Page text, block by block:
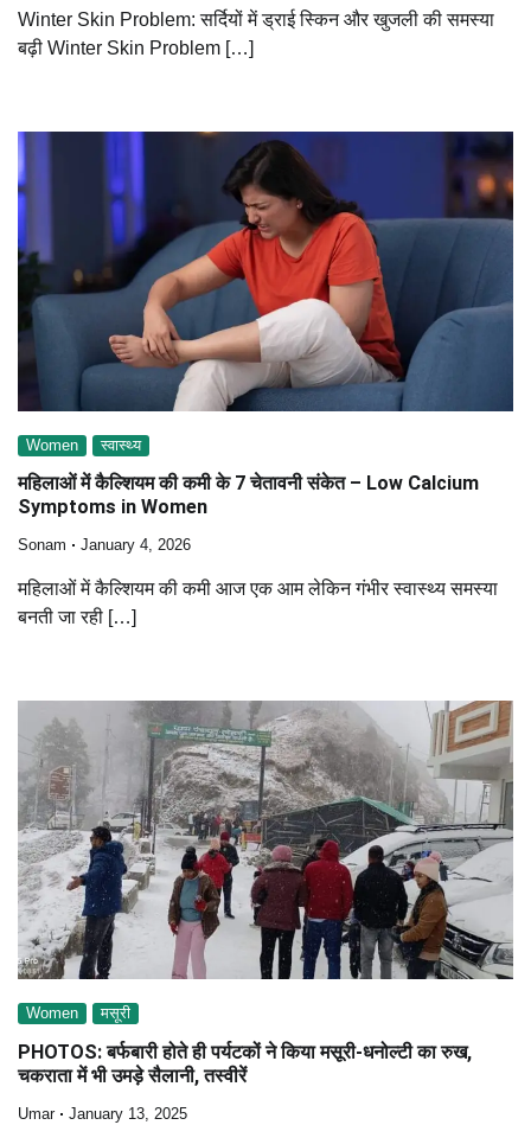
Winter Skin Problem: सर्दियों में ड्राई स्किन और खुजली की समस्या
बढ़ी Winter Skin Problem […]
Women स्वास्थ्य
महिलाओं में कैल्शियम की कमी के 7 चेतावनी संकेत – Low Calcium
Symptoms in Women
Sonam January 4, 2026
महिलाओं में कैल्शियम की कमी आज एक आम लेकिन गंभीर स्वास्थ्य समस्या
बनती जा रही […]
Women मसूरी
PHOTOS: बर्फबारी होते ही पर्यटकों ने किया मसूरी-धनोल्टी का रुख,
चकराता में भी उमड़े सैलानी, तस्वीरें
Umar January 13, 2025